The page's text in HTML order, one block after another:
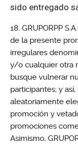
sido entregado
GRUPORPP
de la presente
irregulares
y/o cualquier otra
busque vulnerar
participantes; y
aleatoriamente
promoción y
promociones
Asimismo,